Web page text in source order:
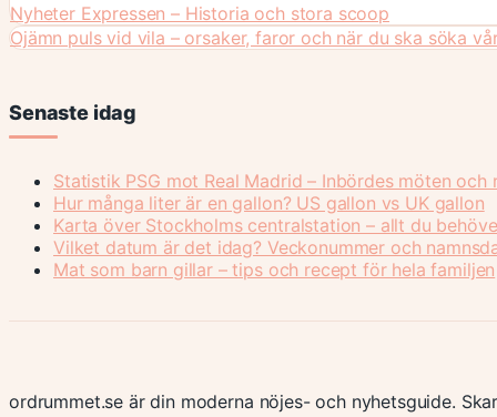
Nyheter Expressen – Historia och stora scoop
Ojämn puls vid vila – orsaker, faror och när du ska söka
Senaste idag
Statistik PSG mot Real Madrid – Inbördes möten och
Hur många liter är en gallon? US gallon vs UK gallon
Karta över Stockholms centralstation – allt du
Vilket datum är det idag? Veckonummer och
Mat som barn gillar – tips och recept för hela familjen
ordrummet.se är din moderna nöjes- och nyhetsguide.